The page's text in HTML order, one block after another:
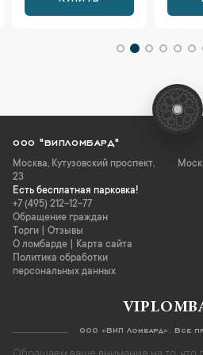
ООО "ВИПЛОМБАРД"
Москва, Кутузовский проспект,
23
Есть бесплатная парковка!
+7 (495) 212-12-77
Обращение граждан
Торги
Отзывы
О ломбарде
Карта сайта
Политика обработки
персональных данных
ООО «ВИП Ломбард». Все